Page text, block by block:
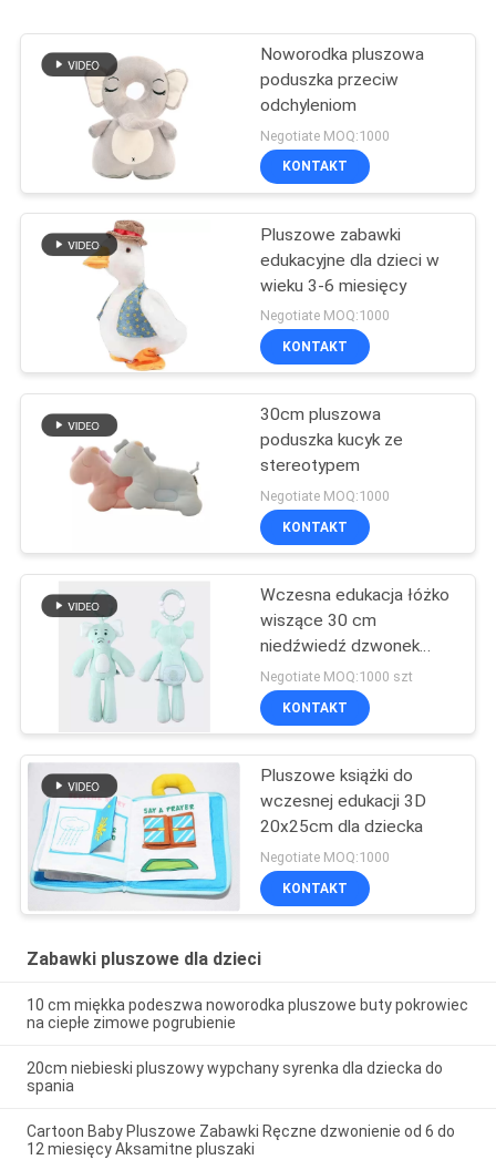
Noworodka pluszowa
poduszka przeciw
odchyleniom
Negotiate MOQ:1000
KONTAKT
Pluszowe zabawki
edukacyjne dla dzieci w
wieku 3-6 miesięcy
Negotiate MOQ:1000
KONTAKT
30cm pluszowa
poduszka kucyk ze
stereotypem
Negotiate MOQ:1000
KONTAKT
Wczesna edukacja łóżko
wiszące 30 cm
niedźwiedź dzwonek
wietrzny
Negotiate MOQ:1000 szt
KONTAKT
Pluszowe książki do
wczesnej edukacji 3D
20x25cm dla dziecka
Negotiate MOQ:1000
KONTAKT
Zabawki pluszowe dla dzieci
10 cm miękka podeszwa noworodka pluszowe buty pokrowiec
na ciepłe zimowe pogrubienie
20cm niebieski pluszowy wypchany syrenka dla dziecka do
spania
Cartoon Baby Pluszowe Zabawki Ręczne dzwonienie od 6 do
12 miesięcy Aksamitne pluszaki